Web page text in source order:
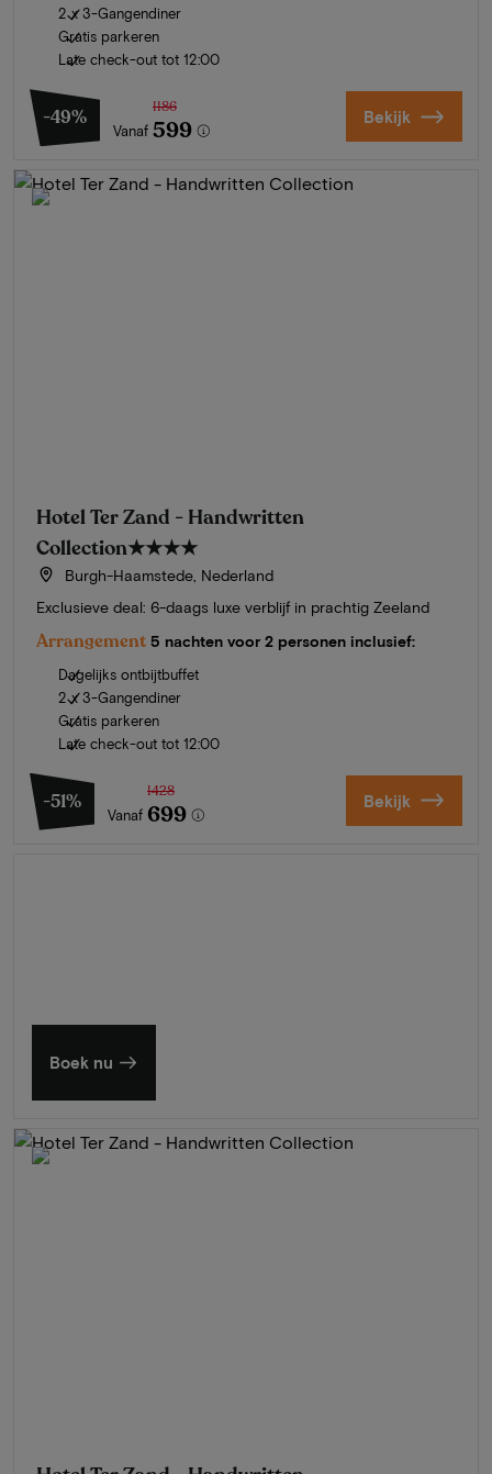
2 x 3-Gangendiner
Gratis parkeren
Late check-out tot 12:00
-49%
Vanaf
1186
599 Bekijk
Hotel Ter Zand - Handwritten
Collection★★★★
Burgh-Haamstede, Nederland
Exclusieve deal: 6-daags luxe verblijf in prachtig Zeeland
Arrangement 5 nachten voor 2 personen inclusief:
Dagelijks ontbijtbuffet
2 x 3-Gangendiner
Gratis parkeren
Late check-out tot 12:00
-51%
Vanaf
1428
699 Bekijk
Boek nu